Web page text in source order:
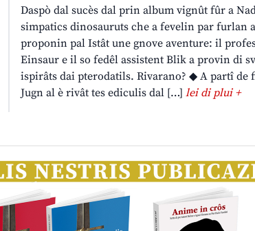
Daspò dal sucès dal prin album vignût fûr a
simpatics dinosauruts che a fevelin par furlan a
proponin pal Istât une gnove aventure: il
Einsaur e il so fedêl assistent Blik a provin di
ispirâts dai pterodatils. Rivarano? ◆ A partî de
Jugn al è rivât tes ediculis dal […] lei di plui +